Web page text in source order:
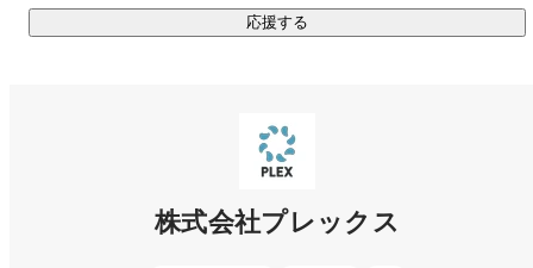
■セールス・マーケティング・オペレーション・開発の4つの
強みを生かし、領域とビジネスモデルを拡張
■事業会社、Webサービス、コンサルティング、ベンチャーな
どで活躍した20代～30代のメンバーが多く在籍
応援する
株式会社プレックス